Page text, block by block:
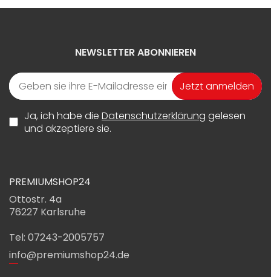
NEWSLETTER ABONNIEREN
Jetzt anmelden
Ja, ich habe die Datenschutzerklärung gelesen
und akzeptiere sie.
PREMIUMSHOP24
Ottostr. 4a
76227 Karlsruhe
Tel: 07243-2005757
info@premiumshop24.de